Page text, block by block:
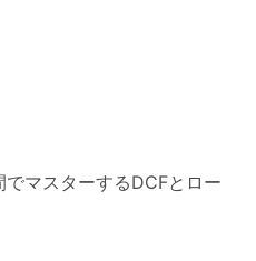
マスターするDCFとロー